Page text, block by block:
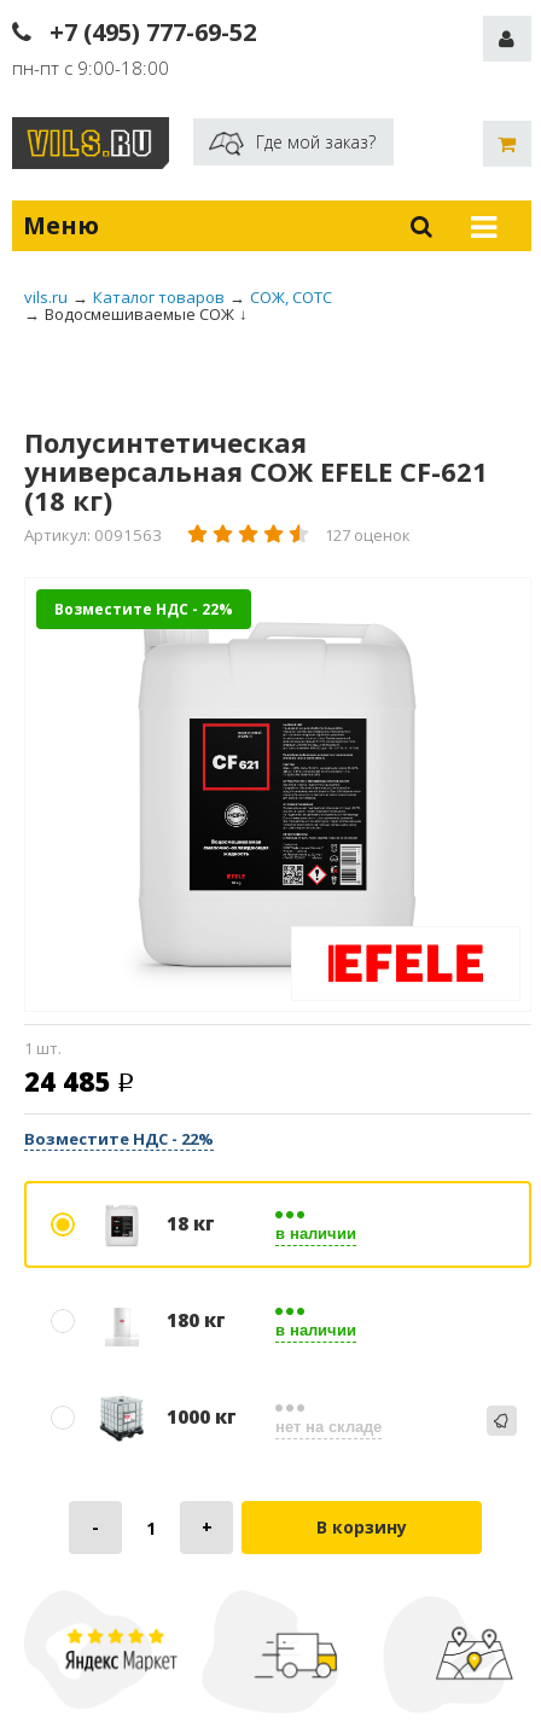
+7 (495) 777-69-52
пн-пт с 9:00-18:00
Где мой заказ?
Меню
vils.ru → Каталог товаров → СОЖ, СОТС
→ Водосмешиваемые СОЖ ↓
Полусинтетическая
универсальная СОЖ EFELE CF-621
(18 кг)
Артикул: 0091563 127 оценок
Возместите НДС - 22%
1 шт.
24 485
Возместите НДС - 22%
18 кг в наличии
180 кг в наличии
1000 кг нет на складе
В корзину